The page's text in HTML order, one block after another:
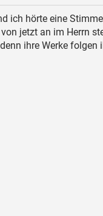
ich hörte eine
jetzt an im Herrn
ihre Werke folgen